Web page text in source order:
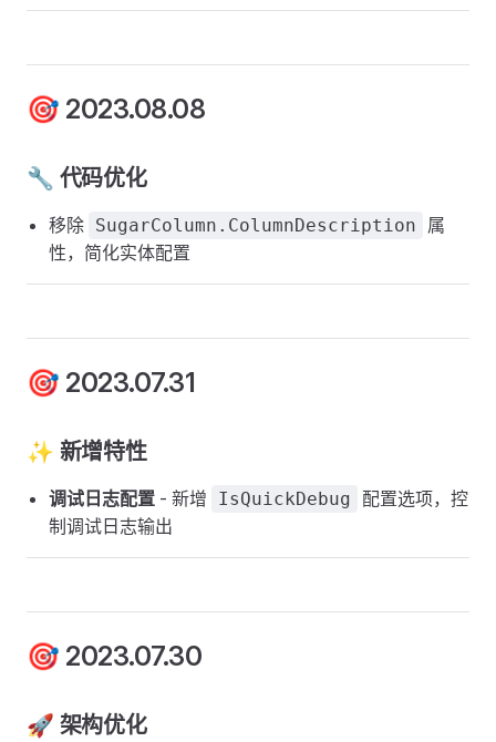
🎯 2023.08.08
🔧 代码优化
移除 SugarColumn.ColumnDescription
属
性，简化实体配置
🎯 2023.07.31
✨ 新增特性
调试日志配置 - 新增 IsQuickDebug
配置选项，控
制调试日志输出
🎯 2023.07.30
🚀 架构优化